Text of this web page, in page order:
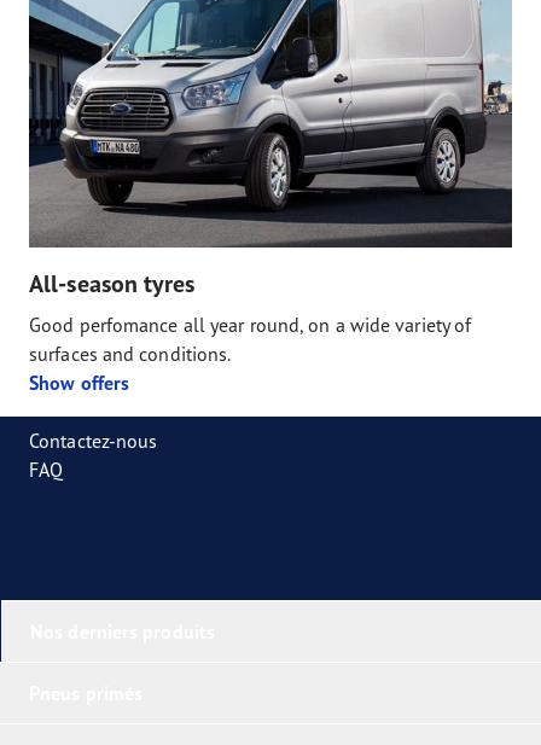
All-season tyres
Good perfomance all year round, on a wide variety of
surfaces and conditions.
Show offers
Contactez-nous
FAQ